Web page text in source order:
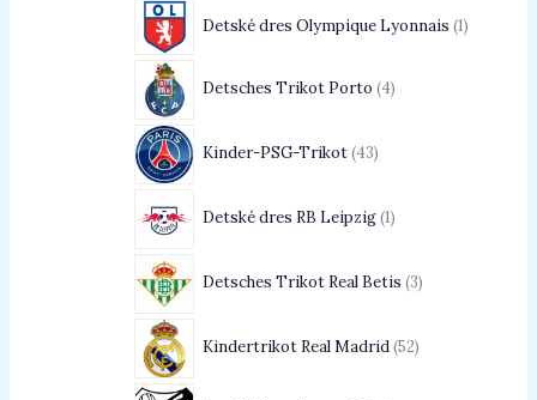
Detské dres Olympique Lyonnais 1
Detsches Trikot Porto 4
Kinder-PSG-Trikot 43
Detské dres RB Leipzig 1
Detsches Trikot Real Betis 3
Kindertrikot Real Madrid 52